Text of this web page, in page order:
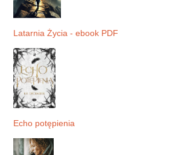
Latarnia Życia - ebook PDF
Echo potępienia